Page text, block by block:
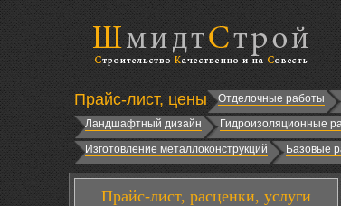
Прайс-лист, цены Отделочные работы
Ландшафтный дизайн
Гидроизоляционные
Изготовление металлоконструкций
Базовые
Прайс-лист, расценки, услуги